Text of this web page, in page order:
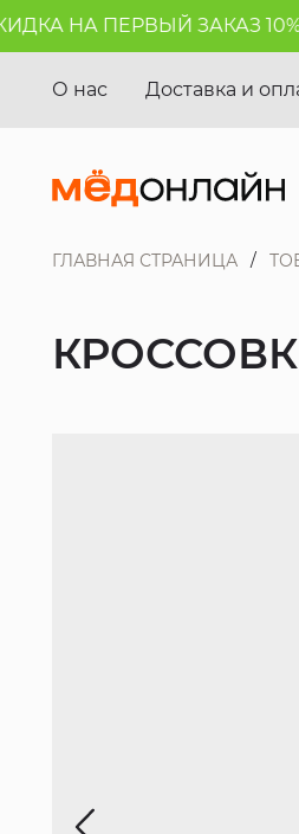
НА ПЕРВЫЙ ЗАКАЗ 10%!*
О нас Доставка и
ГЛАВНАЯ СТРАНИЦА